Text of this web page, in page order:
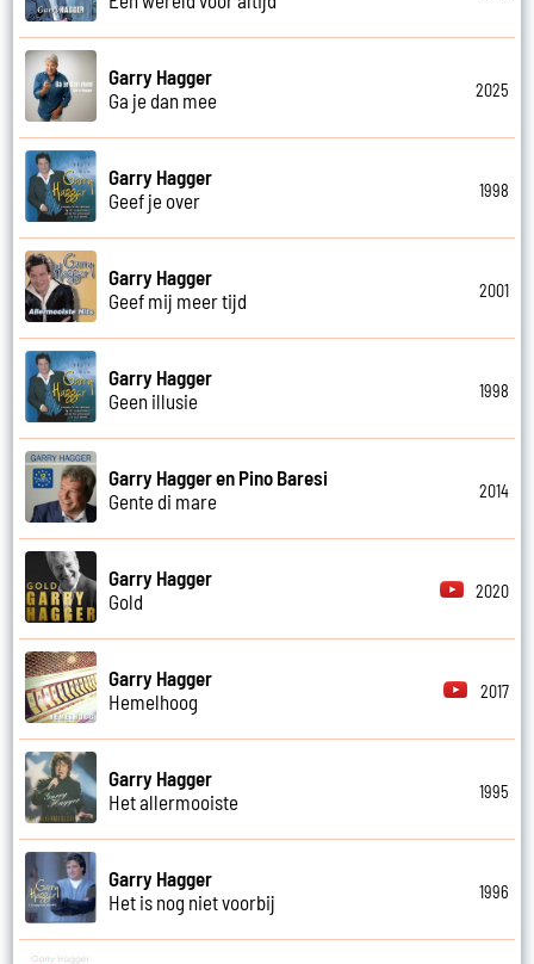
Garry Hagger
Ga je dan mee
2025
Garry Hagger
Geef je over
1998
Garry Hagger
Geef mij meer tijd
2001
Garry Hagger
Geen illusie
1998
Garry Hagger en Pino Baresi
Gente di mare
2014
Garry Hagger
Gold
2020
Garry Hagger
Hemelhoog
2017
Garry Hagger
Het allermooiste
1995
Garry Hagger
Het is nog niet voorbij
1996